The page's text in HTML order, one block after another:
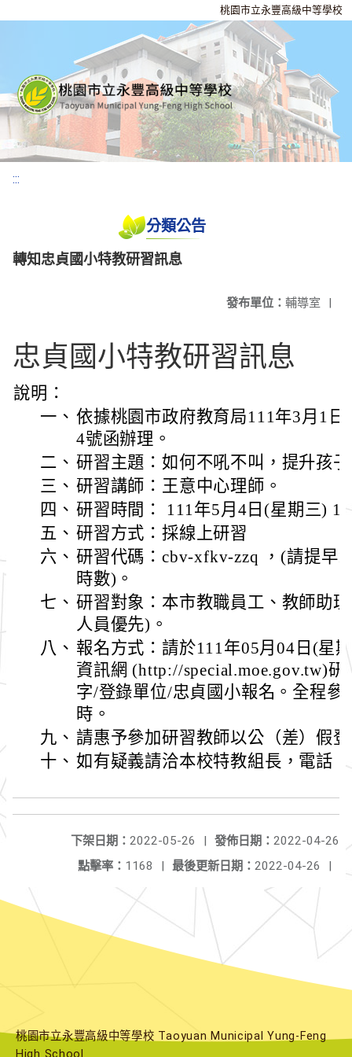
桃園市立永豐高級中等學校
:::
分類公告
轉知忠貞國小特教研習訊息
發布單位： 輔導室 |
忠貞國小特教研習訊息
說明：
一、 依據桃園市政府教育局111年3月1日
4號函辦理。
二、 研習主題：如何不吼不叫，提升孩
三、 研習講師：王意中心理師。
四、 研習時間： 111年5月4日(星期三)
五、 研習方式：採線上研習
六、 研習代碼：cbv-xfkv-zzq ，(請提早
時數)。
七、 研習對象：本市教職員工、教師助
人員優先)。
八、 報名方式：請於111年05月04日(星
資訊網 (http://special.moe.gov.tw)
字/登錄單位/忠貞國小報名。全程參
時。
九、 請惠予參加研習教師以公（差）假
十、 如有疑義請洽本校特教組長，電話
發佈日期： 2022-04-26
下架日期： 2022-05-26
|
最後更新日期： 2022-04-26 |
點擊率： 1168 |
桃園市立永豐高級中等學校 Taoyuan Municipal Yung-Feng
High School